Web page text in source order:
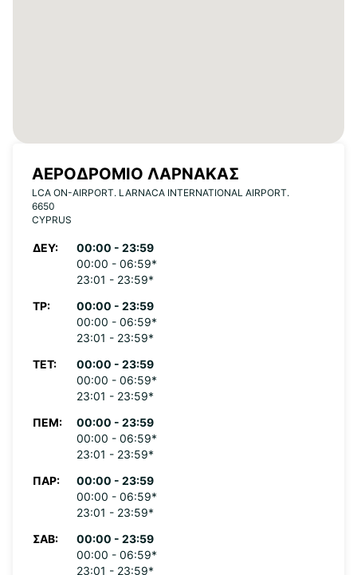
ΑΕΡΟΔΡΌΜΙΟ ΛΆΡΝΑΚΑΣ
LCA ON-AIRPORT. LARNACA INTERNATIONAL AIRPORT.
6650
CYPRUS
ΔΕΥ:
00:00 - 23:59
00:00 - 06:59*
23:01 - 23:59*
ΤΡ:
00:00 - 23:59
00:00 - 06:59*
23:01 - 23:59*
ΤΕΤ:
00:00 - 23:59
00:00 - 06:59*
23:01 - 23:59*
ΠΈΜ:
00:00 - 23:59
00:00 - 06:59*
23:01 - 23:59*
ΠΑΡ:
00:00 - 23:59
00:00 - 06:59*
23:01 - 23:59*
ΣΆΒ:
00:00 - 23:59
00:00 - 06:59*
23:01 - 23:59*